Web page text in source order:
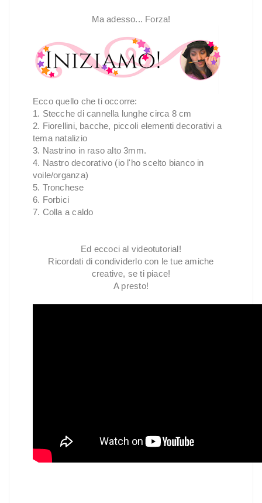
Ma adesso... Forza!
Ecco quello che ti occorre:
1. Stecche di cannella lunghe circa 8 cm
2. Fiorellini, bacche, piccoli elementi decorativi a
tema natalizio
3. Nastrino in raso alto 3mm.
4. Nastro decorativo (io l'ho scelto bianco in
voile/organza)
5. Tronchese
6. Forbici
7. Colla a caldo
Ed eccoci al videotutorial!
Ricordati di condividerlo con le tue amiche
creative, se ti piace!
A presto!